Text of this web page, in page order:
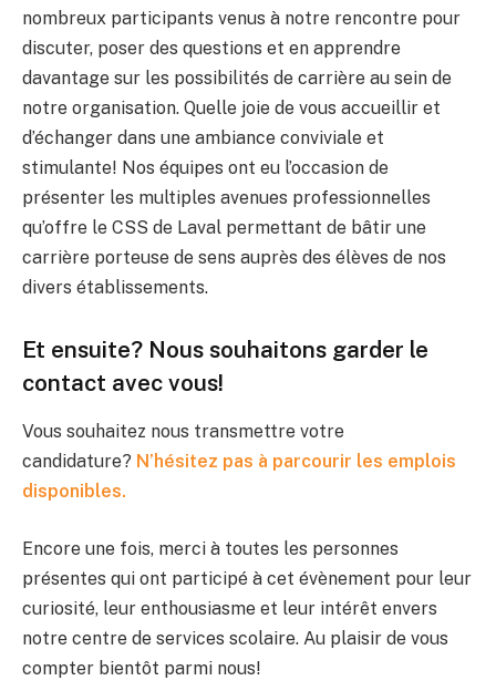
nombreux participants venus à notre rencontre pour
discuter, poser des questions et en apprendre
davantage sur les possibilités de carrière au sein de
notre organisation. Quelle joie de vous accueillir et
d’échanger dans une ambiance conviviale et
stimulante! Nos équipes ont eu l’occasion de
présenter les multiples avenues professionnelles
qu’offre le CSS de Laval permettant de bâtir une
carrière porteuse de sens auprès des élèves de nos
divers établissements.
Et ensuite? Nous souhaitons garder le
contact avec vous!
Vous souhaitez nous transmettre votre
candidature? N’hésitez pas à parcourir les emplois
disponibles.
Encore une fois, merci à toutes les personnes
présentes qui ont participé à cet évènement pour leur
curiosité, leur enthousiasme et leur intérêt envers
notre centre de services scolaire. Au plaisir de vous
compter bientôt parmi nous!